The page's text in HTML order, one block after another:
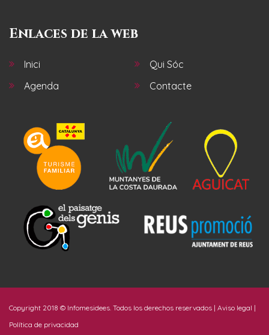
Enlaces de la web
Inici
Qui Sóc
Agenda
Contacte
Copyright 2018 © Infomesidees . Todos los derechos reservados | Aviso legal |
Política de privacidad